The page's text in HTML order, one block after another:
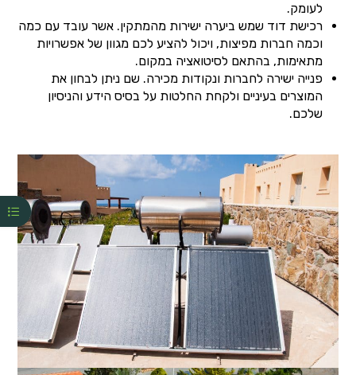
לעומק.
רכישת דוד שמש ביערה ישירות מהמתקין. אשר עובד עם כמה
וכמה חברות מפיצות, ויכול להציע לכם מגוון של אפשרויות
מתאימות, בהתאם לסיטואציה במקום.
פנייה ישירה לחברות ונקודות מכירה. שם ניתן לבחון את
המוצרים בעיניים ולקחת החלטות על בסיס הידע והניסיון
שלכם.